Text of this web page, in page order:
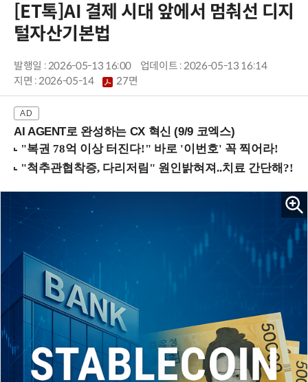
[ET톡]AI 결제 시대 앞에서 멈춰선 디지
털자산기본법
발행일 : 2026-05-13 16:00
업데이트 : 2026-05-13 16:14
지면 :2026-05-14 27면
AI AGENT로 완성하는 CX 혁신 (9/9 코엑스)